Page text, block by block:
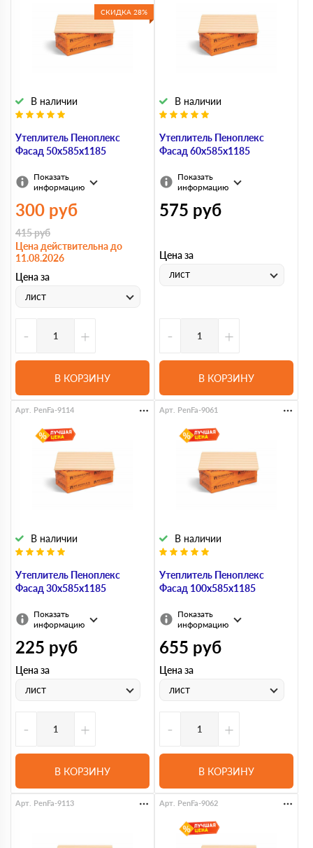
СКИДКА 28%
Утеплитель Пеноплекс
Фасад 50х585х1185
В наличии
Показать
информацию
300 руб
415руб
Цена действительна до
11.08.2026
Цена за
лист
- +
В КОРЗИНУ
Утеплитель Пеноплекс
Фасад 60х585х1185
В наличии
Показать
информацию
575 руб
Цена за
лист
- +
В КОРЗИНУ
Утеплитель Пеноплекс
Фасад 30х585х1185
В наличии
Арт. PenFa-9114
Показать
информацию
225 руб
Цена за
лист
- +
В КОРЗИНУ
Утеплитель Пеноплекс
Фасад 100х585х1185
В наличии
Арт. PenFa-9061
Показать
информацию
655 руб
Цена за
лист
- +
В КОРЗИНУ
Арт. PenFa-9113 Арт. PenFa-9062